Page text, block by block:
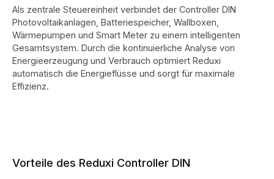
Daten Artikelnummer: LMRCP100 Professionelles
Energiemanagementsystem (EMS) Standgerät Unbegrenzte
Geräteintegration 1 × RS485-Schnittstelle Cloud- und App-
Anbindung Dynamisches Lastmanagement Erweiterte
Energieanalyse Echtzeit-Monitoring Skalierbare
Systemarchitektur Erweiterbar über Reduxi Gateway
Leistungsmerkmale ⚡ Dynamisches Lastmanagement 🚗
Ladepark-Management ☀️ Steuerung großer PV-Anlagen 🔋
Batteriespeicher-Optimierung ♨️ Wärmepumpen- und
ist für zukünftige Erweiterungen bestens gerüstet. 🚀
Als zentrale Steuereinheit verbindet der Controller DIN
Photovoltaikanlagen, Batteriespeicher, Wallboxen,
Wärmepumpen und Smart Meter zu einem intelligenten
Gesamtsystem. Durch die kontinuierliche Analyse von
Energieerzeugung und Verbrauch optimiert Reduxi
automatisch die Energieflüsse und sorgt für maximale
Effizienz.
Vorteile des Reduxi Controller DIN